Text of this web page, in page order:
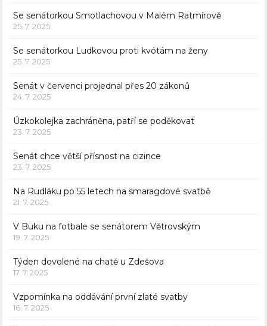
Se senátorkou Smotlachovou v Malém Ratmírově
25. 7. 2025
Se senátorkou Ludkovou proti kvótám na ženy
25. 7. 2025
Senát v červenci projednal přes 20 zákonů
24. 7. 2025
Úzkokolejka zachráněna, patří se poděkovat
23. 7. 2025
Senát chce větší přísnost na cizince
23. 7. 2025
Na Rudláku po 55 letech na smaragdové svatbě
21. 7. 2025
V Buku na fotbale se senátorem Větrovským
19. 7. 2025
Týden dovolené na chatě u Zdešova
17. 7. 2025
Vzpomínka na oddávání první zlaté svatby
16. 7. 2025